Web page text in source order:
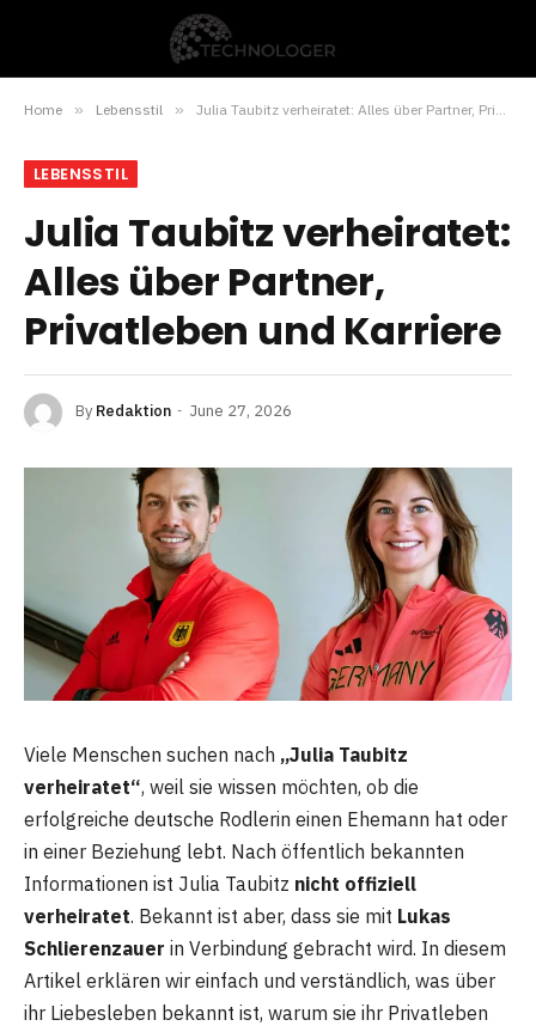
Home » Lebensstil » Julia Taubitz verheiratet: Alles über Partner, Privatleben und Karriere
LEBENSSTIL
Julia Taubitz verheiratet:
Alles über Partner,
Privatleben und Karriere
By Redaktion June 27, 2026
Viele Menschen suchen nach „Julia Taubitz
verheiratet“, weil sie wissen möchten, ob die
erfolgreiche deutsche Rodlerin einen Ehemann hat oder
in einer Beziehung lebt. Nach öffentlich bekannten
Informationen ist Julia Taubitz nicht offiziell
verheiratet. Bekannt ist aber, dass sie mit Lukas
Schlierenzauer in Verbindung gebracht wird. In diesem
Artikel erklären wir einfach und verständlich, was über
ihr Liebesleben bekannt ist, warum sie ihr Privatleben